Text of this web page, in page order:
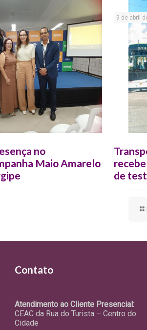
no
Maio Amarelo
9 de abril
de
Contato
Atendimento ao Cliente Presencial:
CEAC da Rua do Turista – Centro do
Cidade